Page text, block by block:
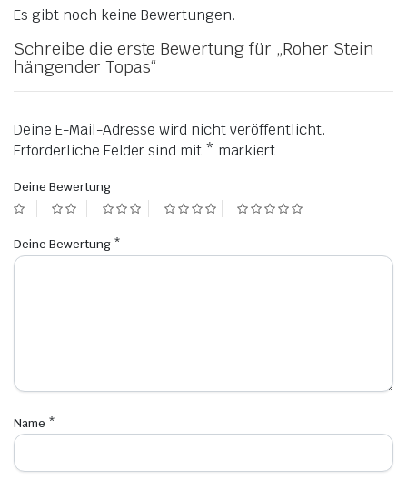
Es gibt noch keine Bewertungen.
Schreibe die erste Bewertung für „Roher Stein
hängender Topas“
Deine E-Mail-Adresse wird nicht veröffentlicht.
Erforderliche Felder sind mit * markiert
Deine Bewertung
Deine Bewertung *
Name *